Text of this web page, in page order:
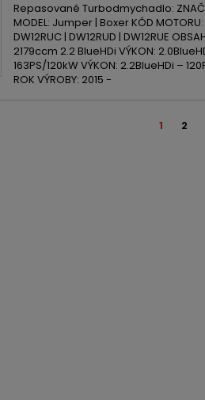
Repasované Turbodmychadlo:
MODEL: Jumper | Boxer KÓD MOTORU:
DW12RUC | DW12RUD | DW12RUE
2179ccm 2.2 BlueHDi VÝKON:
163PS/120kW VÝKON: 2.2BlueHDi –
ROK VÝROBY: 2015 -
1 2